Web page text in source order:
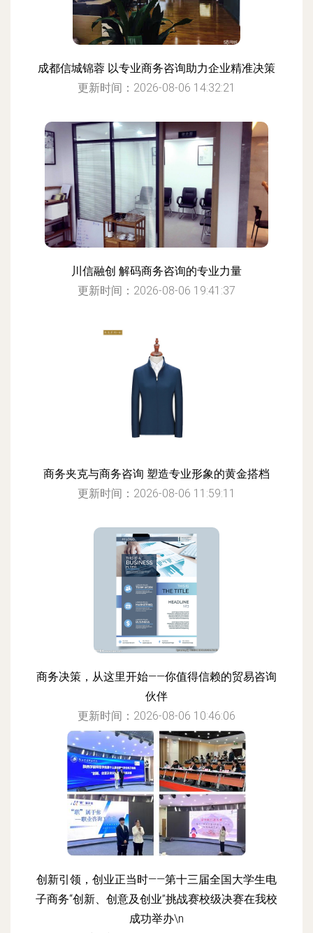
成都信城锦蓉 以专业商务咨询助力企业精准决策
更新时间：2026-08-06 14:32:21
川信融创 解码商务咨询的专业力量
更新时间：2026-08-06 19:41:37
商务夹克与商务咨询 塑造专业形象的黄金搭档
更新时间：2026-08-06 11:59:11
商务决策，从这里开始——你值得信赖的贸易咨询
伙伴
更新时间：2026-08-06 10:46:06
创新引领，创业正当时——第十三届全国大学生电
子商务“创新、创意及创业”挑战赛校级决赛在我校
成功举办\n